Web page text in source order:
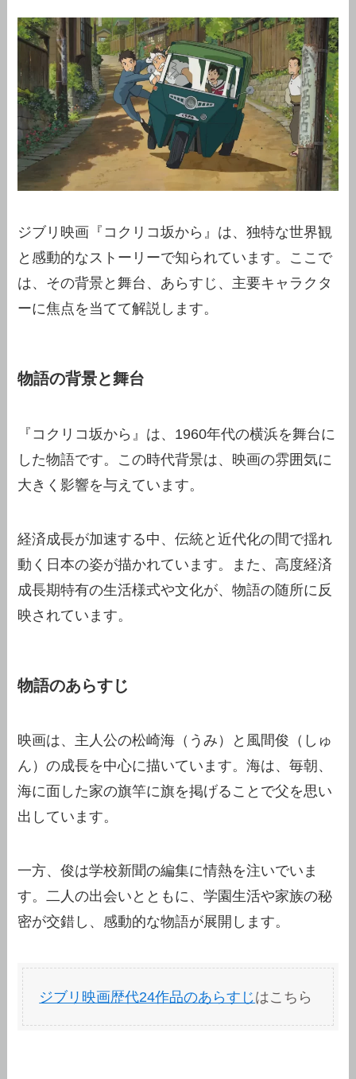
ジブリ映画『コクリコ坂から』は、独特な世界観
と感動的なストーリーで知られています。ここで
は、その背景と舞台、あらすじ、主要キャラクタ
ーに焦点を当てて解説します。
物語の背景と舞台
『コクリコ坂から』は、1960年代の横浜を舞台に
した物語です。この時代背景は、映画の雰囲気に
大きく影響を与えています。
経済成長が加速する中、伝統と近代化の間で揺れ
動く日本の姿が描かれています。また、高度経済
成長期特有の生活様式や文化が、物語の随所に反
映されています。
物語のあらすじ
映画は、主人公の松崎海（うみ）と風間俊（しゅ
ん）の成長を中心に描いています。海は、毎朝、
海に面した家の旗竿に旗を掲げることで父を思い
出しています。
一方、俊は学校新聞の編集に情熱を注いでいま
す。二人の出会いとともに、学園生活や家族の秘
密が交錯し、感動的な物語が展開します。
ジブリ映画歴代24作品のあらすじはこちら